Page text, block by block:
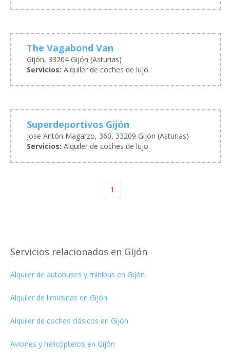
The Vagabond Van
Gijón, 33204 Gijón (Asturias)
Servicios: Alquiler de coches de lujo.
Superdeportivos Gijón
Jose Antón Magarzo, 360, 33209 Gijón (Asturias)
Servicios: Alquiler de coches de lujo.
1
Servicios relacionados en Gijón
Alquiler de autobuses y minibus en Gijón
Alquiler de limusinas en Gijón
Alquiler de coches clásicos en Gijón
Aviones y helicópteros en Gijón